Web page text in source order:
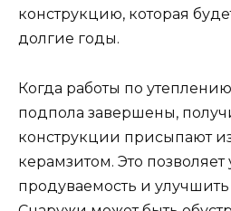
конструкцию, которая
долгие годы.
Когда работы по
подпола завершены,
конструкции присыпают
керамзитом. Это
продуваемость и